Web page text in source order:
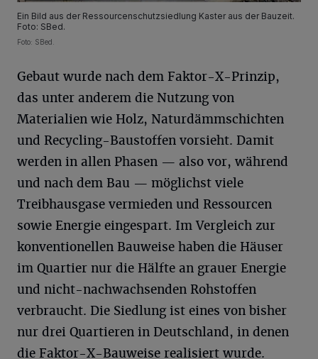
Ein Bild aus der Ressourcenschutzsiedlung Kaster aus der Bauzeit.
Foto: SBed.
Foto: SBed.
Gebaut wurde nach dem Faktor-X-Prinzip,
das unter anderem die Nutzung von
Materialien wie Holz, Naturdämmschichten
und Recycling-Baustoffen vorsieht. Damit
werden in allen Phasen — also vor, während
und nach dem Bau — möglichst viele
Treibhausgase vermieden und Ressourcen
sowie Energie eingespart. Im Vergleich zur
konventionellen Bauweise haben die Häuser
im Quartier nur die Hälfte an grauer Energie
und nicht-nachwachsenden Rohstoffen
verbraucht. Die Siedlung ist eines von bisher
nur drei Quartieren in Deutschland, in denen
die Faktor-X-Bauweise realisiert wurde.